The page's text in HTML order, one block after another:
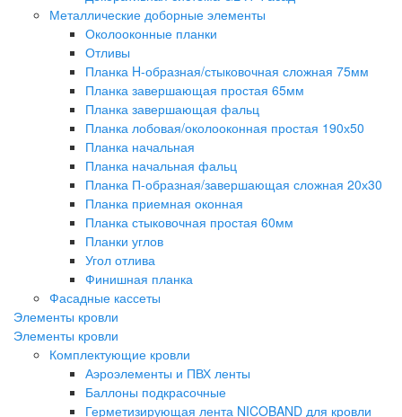
Металлические доборные элементы
Околооконные планки
Отливы
Планка H-образная/стыковочная сложная 75мм
Планка завершающая простая 65мм
Планка завершающая фальц
Планка лобовая/околооконная простая 190х50
Планка начальная
Планка начальная фальц
Планка П-образная/завершающая сложная 20х30
Планка приемная оконная
Планка стыковочная простая 60мм
Планки углов
Угол отлива
Финишная планка
Фасадные кассеты
Элементы кровли
Элементы кровли
Комплектующие кровли
Аэроэлементы и ПВХ ленты
Баллоны подкрасочные
Герметизирующая лента NICOBAND для кровли